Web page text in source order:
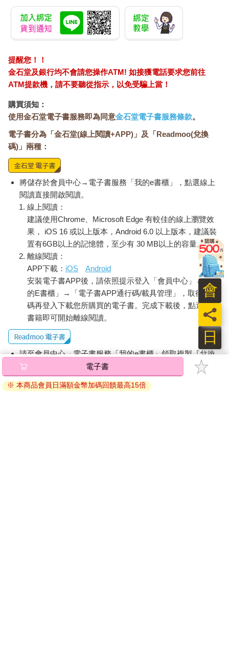
提醒您！！
金石堂及銀行均不會請您操作ATM! 如接獲電話要求您前往
ATM提款機，請不要聽從指示，以免受騙上當！
購買須知：
使用金石堂電子書服務即為同意金石堂電子書服務條款。
電子書分為「金石堂(線上閱讀+APP)」及「Readmoo(兌換
碼)」兩種：
將儲存於會員中心→電子書服務「我的e書櫃」，點選線上
閱讀直接開啟閱讀。
線上閱讀：
建議使用Chrome、Microsoft Edge 有較佳的線上瀏覽效
果， iOS 16 或以上版本，Android 6.0 以上版本，建議裝
置有6GB以上的記憶體，至少有 30 MB以上的容量。
離線閱讀：
APP下載： iOS
Android
安裝電子書APP後，請依照提示登入「會員中心」→「我
的E書櫃」→「電子書APP通行碼/載具管理」，取得通行
碼再登入下載您所購買的電子書。完成下載後，點選任一
書籍即可開始離線閱讀。
請至會員中心→電子書服務「我的e書櫃」領取複製『兌換
碼』至電子書服務商Readmoo進行兌換。
退換貨須知：
電子書
※ 本商品會員日滿額金幣加碼回饋最高15倍
日
員
會